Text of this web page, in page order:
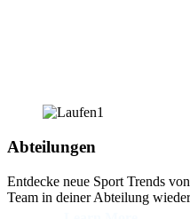
Abteilungen
Entdecke neue Sport Trends
Team in deiner Abteilung